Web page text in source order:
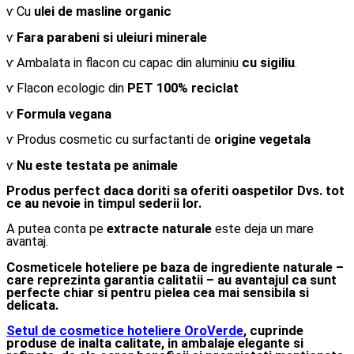
ⱱ Cu ulei de masline organic
ⱱ Fara parabeni si uleiuri minerale
ⱱ Ambalata in flacon cu capac din aluminiu cu sigiliu.
ⱱ Flacon ecologic din PET 100% reciclat
ⱱ Formula vegana
ⱱ Produs cosmetic cu surfactanti de origine vegetala
ⱱ Nu este testata pe animale
Produs perfect daca doriti sa oferiti oaspetilor Dvs. tot
ce au nevoie in timpul sederii lor.
A putea conta pe extracte naturale este deja un mare
avantaj.
Cosmeticele hoteliere pe baza de ingrediente naturale –
care reprezinta garantia calitatii – au avantajul ca sunt
perfecte chiar si pentru pielea cea mai sensibila si
delicata.
Setul de cosmetice hoteliere OroVerde, cuprinde
produse de inalta calitate, in ambalaje elegante si